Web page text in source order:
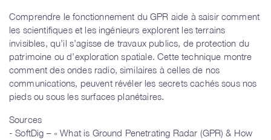
Comprendre le fonctionnement du GPR aide à saisir comment
les scientifiques et les ingénieurs explorent les terrains
invisibles, qu’il s’agisse de travaux publics, de protection du
patrimoine ou d’exploration spatiale. Cette technique montre
comment des ondes radio, similaires à celles de nos
communications, peuvent révéler les secrets cachés sous nos
pieds ou sous les surfaces planétaires.
Sources
- SoftDig – « What is Ground Penetrating Radar (GPR) & How